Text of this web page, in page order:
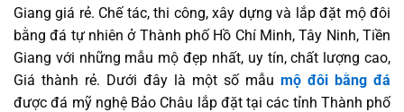
Giang giá rẻ. Chế tác, thi công, xây dựng và lắp đặt mộ đôi
bằng đá tự nhiên ở Thành phố Hồ Chí Minh, Tây Ninh, Tiền
Giang với những mẫu mộ đẹp nhất, uy tín, chất lượng cao,
Giá thành rẻ. Dưới đây là một số mẫu mộ đôi bằng đá
được đá mỹ nghệ Bảo Châu lắp đặt tại các tỉnh Thành phố